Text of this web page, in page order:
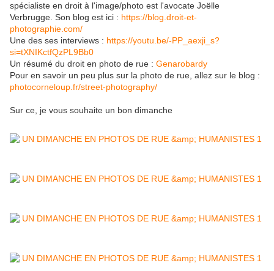
spécialiste en droit à l'image/photo est l'avocate Joëlle
Verbrugge. Son blog est ici : https://blog.droit-et-
photographie.com/
Une des ses interviews : https://youtu.be/-PP_aexji_s?
si=tXNIKctfQzPL9Bb0
Un résumé du droit en photo de rue : Genarobardy
Pour en savoir un peu plus sur la photo de rue, allez sur le blog :
photocorneloup.fr/street-photography/
Sur ce, je vous souhaite un bon dimanche